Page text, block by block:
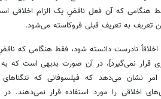
هنگامی که آن فعل ناقضِ یک الزام اخلاقی است
تعریف به تعریف قبلی فروکاسته می‌شود.
نادرست دانسته شود، فقط هنگامی که
قرار نمی‌گیرد]، در آن صورت بدیهی است که
نشان می‌دهد که فیلسوفانی که تنگناهای
اخلاقی را مورد استفاده قرار نمی‌دهند. در